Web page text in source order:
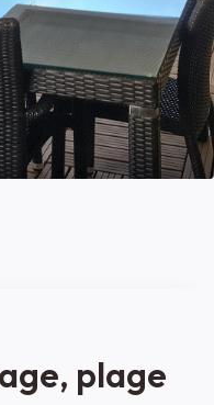
plage